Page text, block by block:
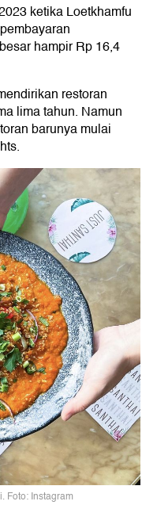
ketika Loetkhamfu
hampir Rp 16,4
restoran
lima tahun. Namun
barunya mulai
Foto: Instagram